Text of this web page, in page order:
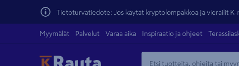
Tietoturvatiedote: Jos käytät kryptolompakkoa ja vierailit K-
Myymälät Palvelut Varaa aika Inspiraatio ja ohjeet